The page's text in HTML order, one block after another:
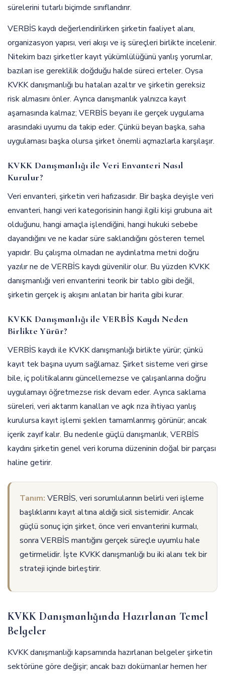
sürelerini tutarlı biçimde sınıflandırır.
VERBİS kaydı değerlendirilirken şirketin faaliyet alanı,
organizasyon yapısı, veri akışı ve iş süreçleri birlikte incelenir.
Nitekim bazı şirketler kayıt yükümlülüğünü yanlış yorumlar,
bazıları ise gereklilik doğduğu halde süreci erteler. Oysa
KVKK danışmanlığı bu hataları azaltır ve şirketin gereksiz
risk almasını önler. Ayrıca danışmanlık yalnızca kayıt
aşamasında kalmaz; VERBİS beyanı ile gerçek uygulama
arasındaki uyumu da takip eder. Çünkü beyan başka, saha
uygulaması başka olursa şirket önemli açmazlarla karşılaşır.
KVKK Danışmanlığı ile Veri Envanteri Nasıl
Kurulur?
Veri envanteri, şirketin veri hafızasıdır. Bir başka deyişle veri
envanteri, hangi veri kategorisinin hangi ilgili kişi grubuna ait
olduğunu, hangi amaçla işlendiğini, hangi hukuki sebebe
dayandığını ve ne kadar süre saklandığını gösteren temel
yapıdır. Bu çalışma olmadan ne aydınlatma metni doğru
yazılır ne de VERBİS kaydı güvenilir olur. Bu yüzden KVKK
danışmanlığı veri envanterini teorik bir tablo gibi değil,
şirketin gerçek iş akışını anlatan bir harita gibi kurar.
KVKK Danışmanlığı ile VERBİS Kaydı Neden
Birlikte Yürür?
VERBİS kaydı ile KVKK danışmanlığı birlikte yürür; çünkü
kayıt tek başına uyum sağlamaz. Şirket sisteme veri girse
bile, iç politikalarını güncellemezse ve çalışanlarına doğru
uygulamayı öğretmezse risk devam eder. Ayrıca saklama
süreleri, veri aktarım kanalları ve açık rıza ihtiyacı yanlış
kurulursa kayıt işlemi şeklen tamamlanmış görünür; ancak
içerik zayıf kalır. Bu nedenle güçlü danışmanlık, VERBİS
kaydını şirketin genel veri koruma düzeninin doğal bir parçası
haline getirir.
Tanım: VERBİS, veri sorumlularının belirli veri işleme
başlıklarını kayıt altına aldığı sicil sistemidir. Ancak
güçlü sonuç için şirket, önce veri envanterini kurmalı,
sonra VERBİS mantığını gerçek süreçle uyumlu hale
getirmelidir. İşte KVKK danışmanlığı bu iki alanı tek bir
strateji içinde birleştirir.
KVKK Danışmanlığında Hazırlanan Temel
Belgeler
KVKK danışmanlığı kapsamında hazırlanan belgeler şirketin
sektörüne göre değişir; ancak bazı dokümanlar hemen her